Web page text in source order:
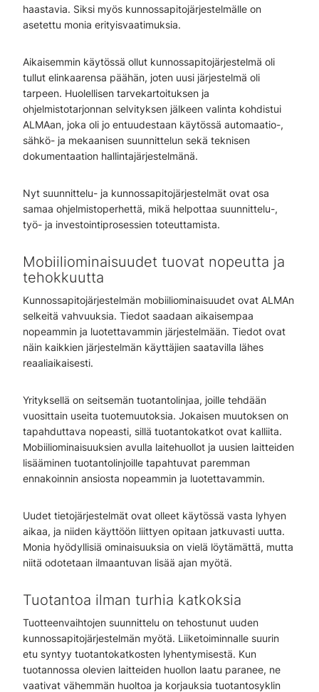
haastavia. Siksi myös kunnossapitojärjestelmälle on
asetettu monia erityisvaatimuksia.
Aikaisemmin käytössä ollut kunnossapitojärjestelmä oli
tullut elinkaarensa päähän, joten uusi järjestelmä oli
tarpeen. Huolellisen tarvekartoituksen ja
ohjelmistotarjonnan selvityksen jälkeen valinta kohdistui
ALMAan, joka oli jo entuudestaan käytössä automaatio-,
sähkö- ja mekaanisen suunnittelun sekä teknisen
dokumentaation hallintajärjestelmänä.
Nyt suunnittelu- ja kunnossapitojärjestelmät ovat osa
samaa ohjelmistoperhettä, mikä helpottaa suunnittelu-,
työ- ja investointiprosessien toteuttamista.
Mobiiliominaisuudet tuovat nopeutta ja
tehokkuutta
Kunnossapitojärjestelmän mobiiliominaisuudet ovat ALMAn
selkeitä vahvuuksia. Tiedot saadaan aikaisempaa
nopeammin ja luotettavammin järjestelmään. Tiedot ovat
näin kaikkien järjestelmän käyttäjien saatavilla lähes
reaaliaikaisesti.
Yrityksellä on seitsemän tuotantolinjaa, joille tehdään
vuosittain useita tuotemuutoksia. Jokaisen muutoksen on
tapahduttava nopeasti, sillä tuotantokatkot ovat kalliita.
Mobiiliominaisuuksien avulla laitehuollot ja uusien laitteiden
lisääminen tuotantolinjoille tapahtuvat paremman
ennakoinnin ansiosta nopeammin ja luotettavammin.
Uudet tietojärjestelmät ovat olleet käytössä vasta lyhyen
aikaa, ja niiden käyttöön liittyen opitaan jatkuvasti uutta.
Monia hyödyllisiä ominaisuuksia on vielä löytämättä, mutta
niitä odotetaan ilmaantuvan lisää ajan myötä.
Tuotantoa ilman turhia katkoksia
Tuotteenvaihtojen suunnittelu on tehostunut uuden
kunnossapitojärjestelmän myötä. Liiketoiminnalle suurin
etu syntyy tuotantokatkosten lyhentymisestä. Kun
tuotannossa olevien laitteiden huollon laatu paranee, ne
vaativat vähemmän huoltoa ja korjauksia tuotantosyklin